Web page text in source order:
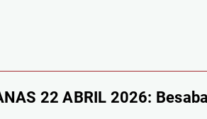
22 ABRIL 2026: